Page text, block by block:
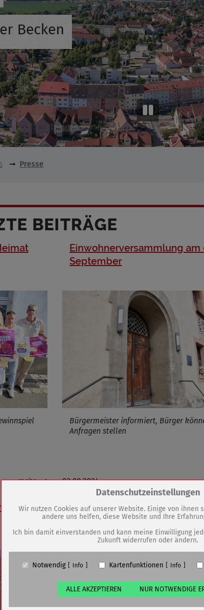
Becken
Presse
BEITRÄGE
mehr
Einwohnerversammlung am
September
Bürgermeister informiert, Bürger
Anfragen stellen
03.09.2024
und
Regionalmesse SÖM 2.0
Zum Betrieb der Seite notwendige Cookies /
PHP Session Cookie
Anbieter
Eigentümer dieser Website (Wenko-Wenselaar
Absicherung Kontaktformular / SPAM Schutz
Cookie Name
PHPSESSID, fe_typo_user
Cookie Laufzeit
undefined
Cookiespeicherung Entscheidungscookie
Datenschutzeinstellungen
Wir nutzen Cookies auf unserer Website. Einige von ihnen
andere uns helfen, diese Website und Ihre
Ich bin damit einverstanden und kann meine Einwilligung
Zukunft widerrufen oder ändern.
Notwendig Info Kartenfunktionen Info
ALLE AKZEPTIEREN NUR NOTWENDIGE